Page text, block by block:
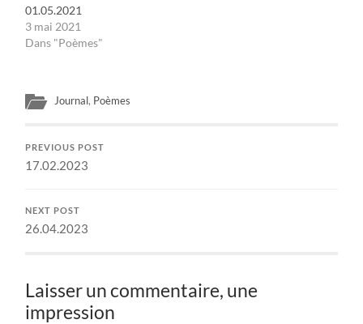
01.05.2021
3 mai 2021
Dans "Poèmes"
Journal, Poèmes
PREVIOUS POST
17.02.2023
NEXT POST
26.04.2023
Laisser un commentaire, une
impression